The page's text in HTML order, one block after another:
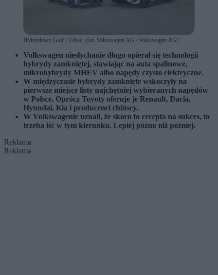
Hybrydowy Golf i T-Roc. (fot. Volkswagen AG / Volkswagen AG)
Volkswagen niesłychanie długo opierał się technologii
hybrydy zamkniętej, stawiając na auta spalinowe,
mikrohybrydy MHEV albo napędy czysto elektryczne.
W międzyczasie hybrydy zamknięte wskoczyły na
pierwsze miejsce listy najchętniej wybieranych napędów
w Polsce. Oprócz Toyoty oferuje je Renault, Dacia,
Hyundai, Kia i producenci chińscy.
W Volkswagenie uznali, że skoro to recepta na sukces, to
trzeba iść w tym kierunku. Lepiej późno niż później.
Reklama
Reklama